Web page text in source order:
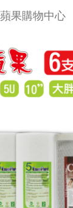
果購物中心